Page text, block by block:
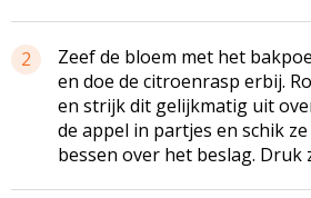
2
Zeef de bloem met het
en doe de citroenrasp erbij.
en strijk dit gelijkmatig uit
de appel in partjes en schik
bessen over het beslag. Druk